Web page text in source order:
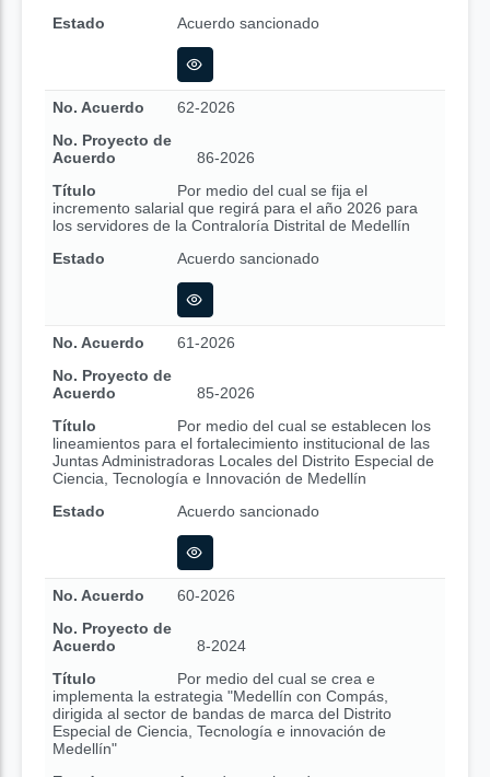
Estado
Acuerdo sancionado
No. Acuerdo
62-2026
No. Proyecto de
Acuerdo
86-2026
Título
Por medio del cual se fija el
incremento salarial que regirá para el año 2026 para
los servidores de la Contraloría Distrital de Medellín
Estado
Acuerdo sancionado
No. Acuerdo
61-2026
No. Proyecto de
Acuerdo
85-2026
Título
Por medio del cual se establecen los
lineamientos para el fortalecimiento institucional de las
Juntas Administradoras Locales del Distrito Especial de
Ciencia, Tecnología e Innovación de Medellín
Estado
Acuerdo sancionado
No. Acuerdo
60-2026
No. Proyecto de
Acuerdo
8-2024
Título
Por medio del cual se crea e
implementa la estrategia "Medellín con Compás,
dirigida al sector de bandas de marca del Distrito
Especial de Ciencia, Tecnología e innovación de
Medellín"